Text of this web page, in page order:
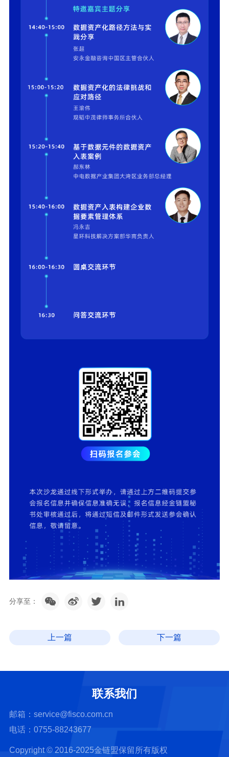
分享至：
上一篇 下一篇
联系我们
邮箱：service@fisco.com.cn
电话：0755-88243677
Copyright © 2016-2025金链盟保留所有版权